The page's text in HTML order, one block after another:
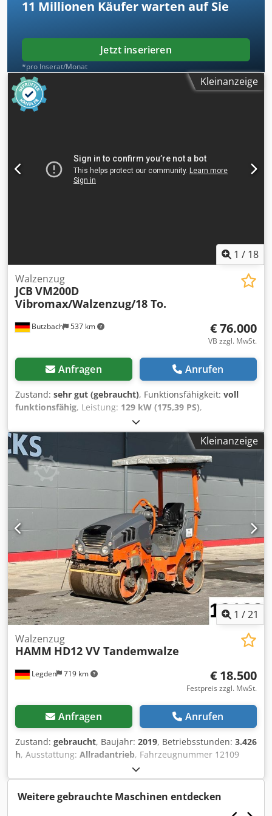
11 Millionen Käufer warten auf Sie
Jetzt inserieren
*pro Inserat/Monat
Kleinanzeige
1 / 18
Butzbach 537 km
Walzenzug
JCB VM200D
Vibromax/Walzenzug/18 To.
€ 76.000
VB zzgl. MwSt.
Anfragen Anrufen
Zustand: sehr gut (gebraucht), Funktionsfähigkeit: voll
funktionsfähig, Leistung: 129 kW (175,39 PS),
, Gesamtgewicht:
Betriebsgewicht:18.530 kg, Baujahr:2026,
Betriebsstunden:
Vibromax/Walzenzug/18 To./Garantie/Warranty Feb.2027 •
Hersteller: JCB • Typ: VM200D • Baujahr: 2026 •
Betriebsstunden: 10 Std • Leistung: 129 Kw/175 Ps •
Klimaanlage Chjdpfx Aszicfrogusa • Große und Kleine
Gruppe • Schnell und Langsam gang • Motor: Cummins 4
Zylinder Dieselmotor • Walzen Ø: 1,50 m • Walzenbreite:
2,10 m • Transporthöhe: 2,99 m • Transportbreite: 2,27 m •
Reifen wie neu • Ges. Gewicht: 18530 kg • Deutsche
Maschinen • Sofort einsatzbereit • Dieses Angebot ist
unverbindlich und freibleibend. - Zwischenverkauf
vorbehalten, - Irrtum und/oder Tippfehler nicht
ausgeschlossen. - Verkauf zu unseren AGB`s.
Kleinanzeige
1 /21
Legden 719 km
Walzenzug
HAMM HD12 VV Tandemwalze
€ 18.500
Festpreis zzgl. MwSt.
Anfragen Anrufen
Zustand: gebraucht, Baujahr: 2019, Betriebsstunden: 3.426
h, Ausstattung: Allradantrieb, Fahrzeugnummer 12109
Irrtümer & Zwischenverkauf vorbehalten Csdpfx Agoy T Uh
Nouoha
Weitere gebrauchte Maschinen entdecken